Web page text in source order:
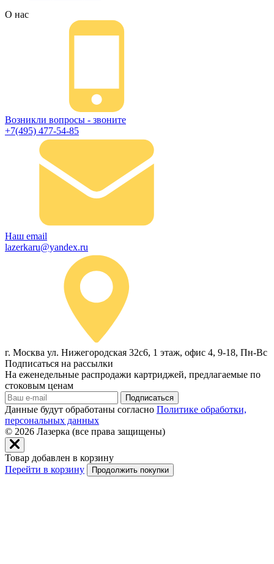
О нас
Возникли вопросы - звоните
+7(495) 477-54-85
Наш email
lazerkaru@yandex.ru
г. Москва ул. Нижегородская 32с6, 1 этаж, офис 4, 9-18, Пн-Вс
Подписаться на рассылки
На еженедельные распродажи картриджей, предлагаемые по
стоковым ценам
Подписаться
Данные будут обработаны согласно Политике обработки,
персональных данных
© 2026 Лазерка (все права защищены)
Товар добавлен в корзину
Перейти в корзину
Продолжить покупки